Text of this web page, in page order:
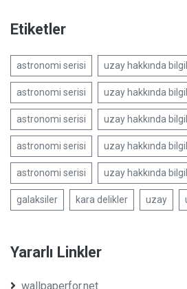
Etiketler
astronomi serisi uzay hakkında
astronomi serisi uzay hakkında
astronomi serisi uzay hakkında
astronomi serisi uzay hakkında
astronomi serisi uzay hakkında
galaksiler kara delikler uzay
Yararlı Linkler
wallpaperfor.net